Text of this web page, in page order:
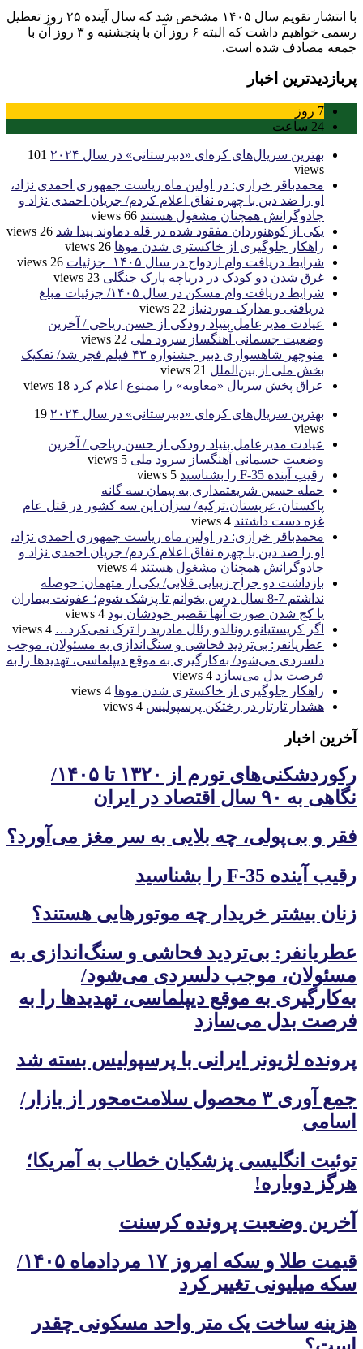
با انتشار تقویم سال ۱۴۰۵ مشخص شد که سال آینده ۲۵ روز تعطیل
رسمی خواهیم داشت که البته ۶ روز آن با پنجشنبه و ۳ روز آن با
جمعه مصادف شده است.
پربازدیدترین اخبار
7 روز
24 ساعت
بهترین سریال‌های کره‌ای «دبیرستانی» در سال ۲۰۲۴
101
views
محمدباقر خرازی: در اولین ماه ریاست جمهوری احمدی نژاد،
او را ضد دین با چهره نفاق اعلام کردم/ جریان احمدی نژاد و
جادوگرانش همچنان مشغول هستند 66 views
یکی از کوهنوردان مفقود شده در قله دماوند پیدا شد 26 views
راهکار جلوگیری از خاکستری شدن موها 26 views
شرایط دریافت وام ازدواج در سال ۱۴۰۵+جزئیات
26 views
غرق شدن دو کودک در دریاچه پارک جنگلی 23 views
شرایط دریافت وام مسکن در سال ۱۴۰۵/ جزئیات مبلغ
دریافتی و مدارک موردنیاز 22 views
عیادت مدیرعامل بنیاد رودکی از حسن ریاحی / آخرین
وضعیت جسمانی آهنگساز سرود ملی 22 views
منوچهر شاهسواری دبیر جشنواره ۴۳ فیلم فجر شد/ تفکیک
بخش ملی از بین‌الملل 21 views
عراق پخش سریال «معاویه» را ممنوع اعلام کرد 18 views
بهترین سریال‌های کره‌ای «دبیرستانی» در سال ۲۰۲۴
19
views
عیادت مدیرعامل بنیاد رودکی از حسن ریاحی / آخرین
وضعیت جسمانی آهنگساز سرود ملی 5 views
رقیب آینده F-35 را بشناسید
5 views
حمله حسین شریعتمداری به پیمان سه گانه
پاکستان،عربستان،ترکیه/ سزان این سه کشور در قتل عام
غزه دست داشتند 4 views
محمدباقر خرازی: در اولین ماه ریاست جمهوری احمدی نژاد،
او را ضد دین با چهره نفاق اعلام کردم/ جریان احمدی نژاد و
جادوگرانش همچنان مشغول هستند 4 views
بازداشت دو جراح زیبایی قلابی/ یکی از متهمان: حوصله
نداشتم 7-8 سال درس بخوانم تا پزشک شوم؛ عفونت بیماران
یا کج شدن صورت آنها تقصبر خودشان بود 4 views
اگر کریستیانو رونالدو رئال مادرید را ترک نمی‌کرد… 4 views
عطریانفر: بی‌تردید فحاشی و سنگ‌اندازی به مسئولان، موجب
دلسردی می‌شود/ به‌کارگیری به موقع دیپلماسی، تهدیدها را به
فرصت بدل می‌سازد 4 views
راهکار جلوگیری از خاکستری شدن موها 4 views
هشدار تارتار در رختکن پرسپولیس 4 views
آخرین اخبار
رکوردشکنی‌های تورم از ۱۳۲۰ تا ۱۴۰۵/
نگاهی به ۹۰ سال اقتصاد در ایران
فقر و بی‌پولی، چه بلایی به سر مغز می‌آورد؟
رقیب آینده F-35 را بشناسید
زنان بیشتر خریدار چه موتورهایی هستند؟
عطریانفر: بی‌تردید فحاشی و سنگ‌اندازی به
مسئولان، موجب دلسردی می‌شود/
به‌کارگیری به موقع دیپلماسی، تهدیدها را به
فرصت بدل می‌سازد
پرونده لژیونر ایرانی با پرسپولیس بسته شد
جمع آوری ۳ محصول سلامت‌محور از بازار/
اسامی
توئیت انگلیسی پزشکیان خطاب به آمریکا؛
هرگز دوباره!
آخرین وضعیت پرونده کرسنت
قیمت طلا و سکه امروز ۱۷ مردادماه ۱۴۰۵/
سکه میلیونی تغییر کرد
هزینه ساخت یک متر واحد مسکونی چقدر